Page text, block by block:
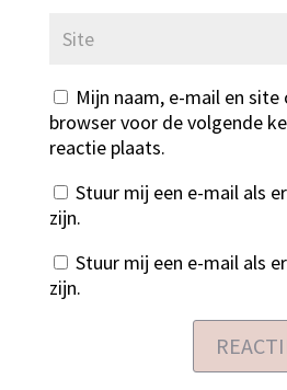
Mijn naam, e-mail en site
browser voor de volgende
reactie plaats.
Stuur mij een e-mail als
zijn.
Stuur mij een e-mail als
zijn.